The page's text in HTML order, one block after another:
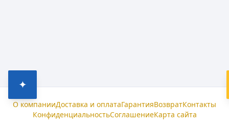
✦
О компанииДоставка и оплатаГарантияВозвратКонтакты
КонфиденциальностьСоглашениеКарта сайта